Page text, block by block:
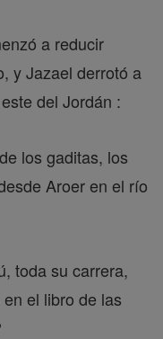
a reducir
y Jazael derrotó a
del Jordán :
los gaditas, los
Aroer en el río
toda su carrera,
el libro de las